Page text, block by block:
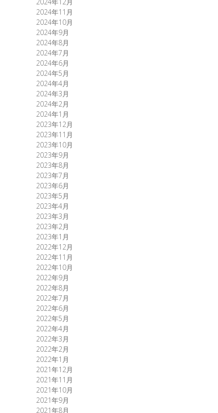
2024年11月
2024年10月
2024年9月
2024年8月
2024年7月
2024年6月
2024年5月
2024年4月
2024年3月
2024年2月
2024年1月
2023年12月
2023年11月
2023年10月
2023年9月
2023年8月
2023年7月
2023年6月
2023年5月
2023年4月
2023年3月
2023年2月
2023年1月
2022年12月
2022年11月
2022年10月
2022年9月
2022年8月
2022年7月
2022年6月
2022年5月
2022年4月
2022年3月
2022年2月
2022年1月
2021年12月
2021年11月
2021年10月
2021年9月
2021年8月